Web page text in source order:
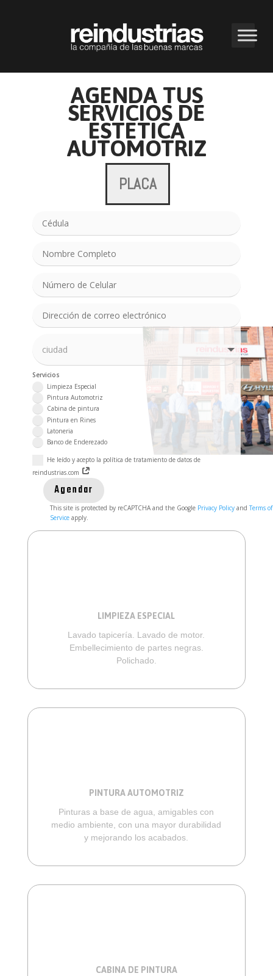
AGENDA TUS
SERVICIOS DE
ESTETICA
AUTOMOTRIZ
Servicios
Limpieza Especial
Pintura Automotriz
Cabina de pintura
Pintura en Rines
Latoneria
Banco de Enderezado
He leído y acepto la política de tratamiento de datos de
reindustrias.com
Agendar
This site is protected by reCAPTCHA and the Google Privacy PolicyandTerms of
Serviceapply.
LIMPIEZA ESPECIAL
Lavado tapicería. Lavado de motor.
Embellecimiento de partes negras.
Polichado.
PINTURA AUTOMOTRIZ
Pinturas a base de agua, amigables con
medio ambiente, con una mayor durabilidad
y mejorando los acabados.
CABINA DE PINTURA